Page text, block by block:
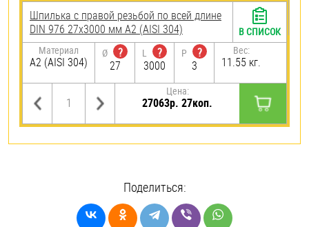
Шпилька с правой резьбой по всей длине
DIN 976 27х3000 мм А2 (AISI 304)
Материал
А2 (AISI 304)
Ø
?
27
L
?
3000
P
?
3
Вес:
11.55 кг.
Цена:
27063р. 27коп.
В СПИСОК
Поделиться: